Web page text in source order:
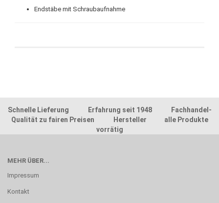
Endstäbe mit Schraubaufnahme
Schnelle Lieferung Erfahrung seit 1948 Fachhandel-
Qualität zu fairen Preisen Hersteller alle Produkte
vorrätig
MEHR ÜBER...
Impressum
Kontakt